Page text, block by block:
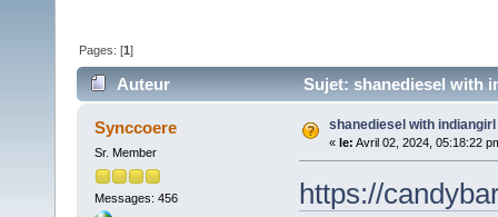
Pages: [1]
Auteur Sujet: shanediesel with
Synccoere
Sr. Member
Messages: 456
shanediesel with indiangirl
« le: Avril 02, 2024, 05:18:22
https://